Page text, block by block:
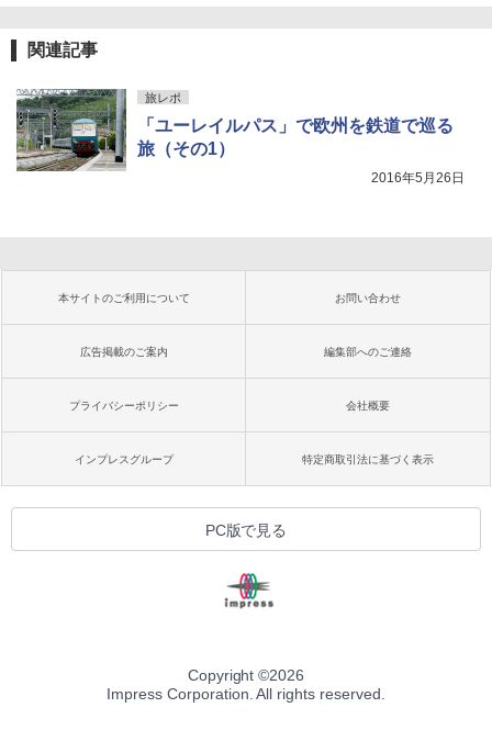
関連記事
旅レポ
「ユーレイルパス」で欧州を鉄道で巡る
旅（その1）
2016年5月26日
本サイトのご利用について お問い合わせ
広告掲載のご案内 編集部へのご連絡
プライバシーポリシー 会社概要
インプレスグループ 特定商取引法に基づく表示
PC版で見る
Copyright ©2026
Impress Corporation. All rights reserved.